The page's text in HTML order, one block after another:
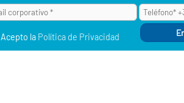
Acepto la Política de Privacidad